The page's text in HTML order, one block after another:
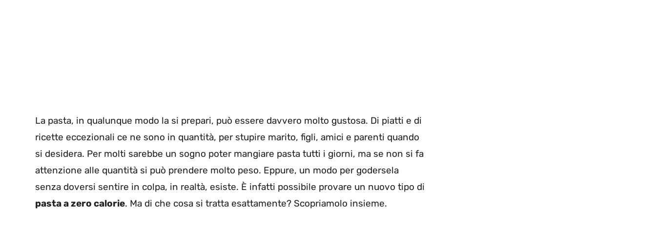
La pasta, in qualunque modo la si prepari, può essere davvero molto gustosa. Di piatti e di
ricette eccezionali ce ne sono in quantità, per stupire marito, figli, amici e parenti quando
si desidera. Per molti sarebbe un sogno poter mangiare pasta tutti i giorni, ma se non si fa
attenzione alle quantità si può prendere molto peso. Eppure, un modo per godersela
senza doversi sentire in colpa, in realtà, esiste. È infatti possibile provare un nuovo tipo di
pasta a zero calorie. Ma di che cosa si tratta esattamente? Scopriamolo insieme.